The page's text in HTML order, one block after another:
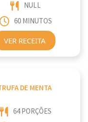
NULL
60 MINUTOS
VER RECEITA
DE MENTA
64 PORÇÕES